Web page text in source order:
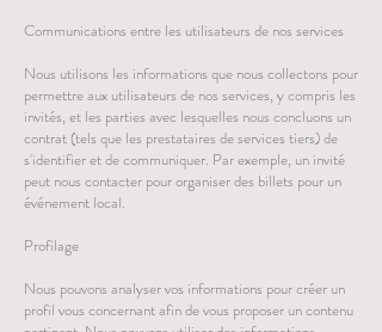
Communications entre les utilisateurs de nos services
Nous utilisons les informations que nous collectons pour
permettre aux utilisateurs de nos services, y compris les
invités, et les parties avec lesquelles nous concluons un
contrat (tels que les prestataires de services tiers) de
s'identifier et de communiquer. Par exemple, un invité
peut nous contacter pour organiser des billets pour un
événement local.
Profilage
Nous pouvons analyser vos informations pour créer un
profil vous concernant afin de vous proposer un contenu